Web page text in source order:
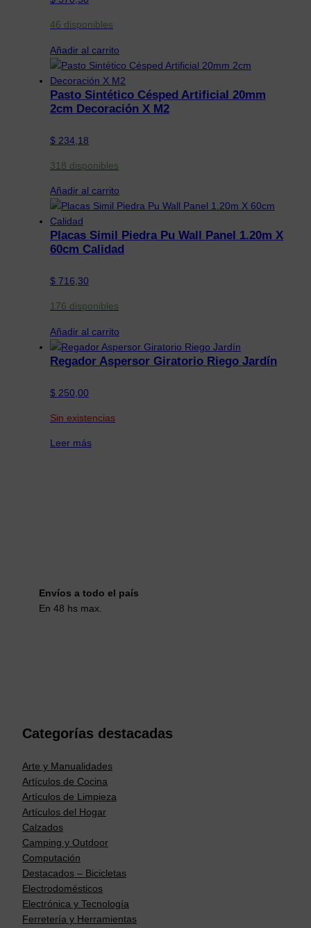
46 disponibles
Añadir al carrito
Pasto Sintético Césped Artificial 20mm
2cm Decoración X M2
$ 234,18
318 disponibles
Añadir al carrito
Placas Simil Piedra Pu Wall Panel 1.20m X
60cm Calidad
$ 716,30
176 disponibles
Añadir al carrito
Regador Aspersor Giratorio Riego Jardín
$ 250,00
Sin existencias
Leer más
Envíos a todo el país
En 48 hs max.
Categorías destacadas
Arte y Manualidades
Artículos de Cocina
Artículos de Limpieza
Artículos del Hogar
Calzados
Camping y Outdoor
Computación
Destacados – Bicicletas
Electrodomésticos
Electrónica y Tecnología
Ferretería y Herramientas